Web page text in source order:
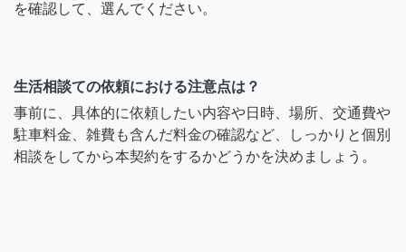
を確認して、選んでください。
生活相談ての依頼における注意点は？
事前に、具体的に依頼したい内容や日時、場所、交通費や
駐車料金、雑費も含んだ料金の確認など、しっかりと個別
相談をしてから本契約をするかどうかを決めましょう。